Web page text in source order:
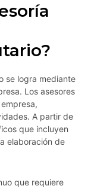
se logra mediante
Los asesores
A partir de
que incluyen
elaboración de
que requiere